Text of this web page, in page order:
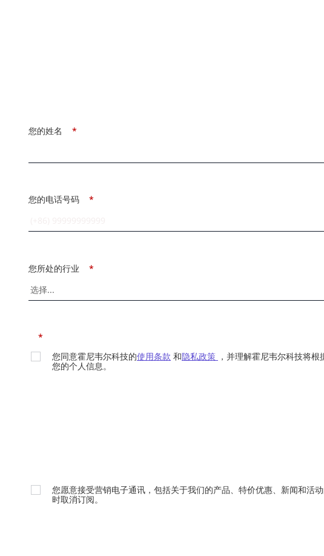
*
您的姓名
*
您的电话号码
*
您所处的行业
*
您同意霍尼韦尔科技的使用条款 和隐私政策 ，并理解霍尼韦尔科技将根
您的个人信息。
您愿意接受营销电子通讯，包括关于我们的产品、特价优惠、新闻和活
时取消订阅。